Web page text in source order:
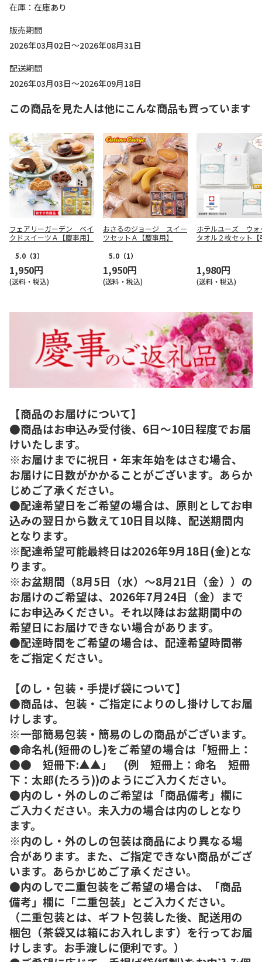
在庫
在庫あり
販売期間
2026年03月02日～2026年08月31日
配送期間
2026年03月03日～2026年09月18日
この商品を見た人は他にこんな商品も買っています
フェアリーガーデン ベイ
クドスイーツＡ【慶事用】
5.0 （3）
1,950円
(送料・税込)
おさるのジョージ スイー
ツセットＡ【慶事用】
5.0 （1）
1,950円
(送料・税込)
ホテルユーズ ウォ
タオル２枚セット【
1,980円
(送料・税込)
【商品のお届けについて】
●商品はお申込み受付後、6日～10日程度でお届
けいたします。
※お届けまでに祝日・年末年始をはさむ場合、
お届けに日数がかかることがございます。あらか
じめご了承ください。
●配達希望日をご希望の場合は、原則としてお申
込みの翌日から数えて10日目以降、配送期間内
となります。
※配達希望可能最終日は2026年9月18日(金)とな
ります。
※お盆期間（8月5日（水）～8月21日（金））の
お届けのご希望は、2026年7月24日（金）まで
にお申込みください。それ以降はお盆期間中の
希望日にお届けできない場合があります。
●配達時間をご希望の場合は、配達希望時間帯
をご指定ください。
【のし・包装・手提げ袋について】
●商品は、包装・ご指定によりのし掛けしてお届
けします。
※一部簡易包装・簡易のしの商品がございます。
●命名札(短冊のし)をご希望の場合は「短冊上：
●● 短冊下:▲▲」 (例 短冊上：命名 短冊
下：太郎(たろう))のようにご入力ください。
●内のし・外のしのご希望は「商品備考」欄に
ご入力ください。未入力の場合は内のしとなり
ます。
※内のし・外のしの包装は商品により異なる場
合があります。また、ご指定できない商品がござ
います。あらかじめご了承ください。
●内のしで二重包装をご希望の場合は、「商品
備考」欄に「二重包装」とご入力ください。
（二重包装とは、ギフト包装した後、配送用の
梱包（茶袋又は箱にお入れします）を行ってお届
けします。お手渡しに便利です。）